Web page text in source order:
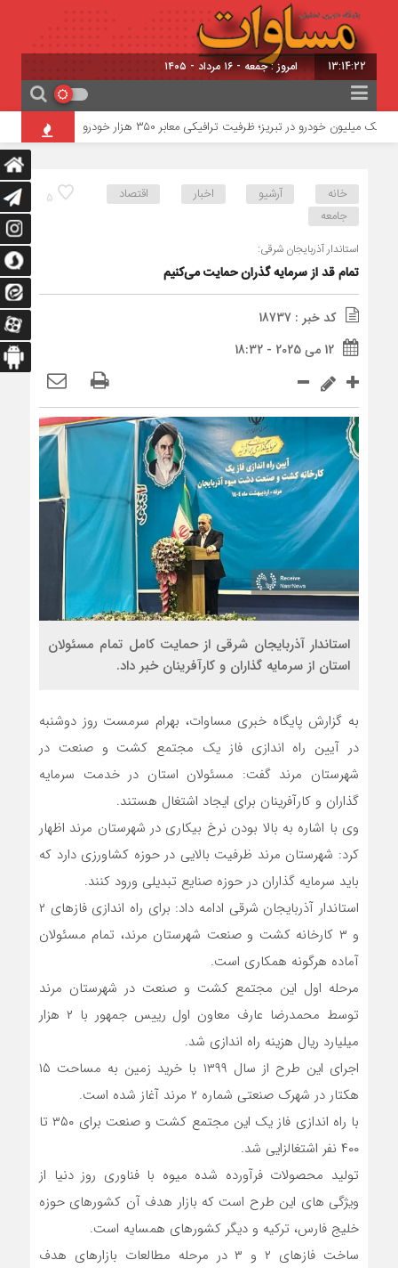
13:14:22 امروز : جمعه - ۱۶ مرداد - ۱۴۰۵
یک میلیون خودرو در تبریز؛ ظرفیت ترافیکی معابر ۳۵۰ هزار خودرو خطرناک‌ترین مأموریت
5 خانه آرشیو اخبار
اقتصاد
جامعه
استاندار آذربایجان شرقی:
تمام قد از سرمایه گذران حمایت می‌کنیم
کد خبر : 18737
12 می 2025 - 18:32
استاندار آذربایجان شرقی از حمایت کامل تمام مسئولان
استان از سرمایه گذاران و کارآفرینان خبر داد.
به گزارش پایگاه خبری مساوات، بهرام سرمست روز دوشنبه
در آیین راه اندازی فاز یک مجتمع کشت و صنعت در
شهرستان مرند گفت: مسئولان استان در خدمت سرمایه
گذاران و کارآفرینان برای ایجاد اشتغال هستند.
وی با اشاره به بالا بودن نرخ بیکاری در شهرستان مرند اظهار
کرد: شهرستان مرند ظرفیت بالایی در حوزه کشاورزی دارد که
باید سرمایه گذاران در حوزه صنایع تبدیلی ورود کنند.
استاندار آذربایجان شرقی ادامه داد: برای راه اندازی فازهای ۲
و ۳ کارخانه کشت و صنعت شهرستان مرند، تمام مسئولان
آماده هرگونه همکاری است.
مرحله اول این مجتمع کشت و صنعت در شهرستان مرند
توسط محمدرضا عارف معاون اول رییس جمهور با ۲ هزار
میلیارد ریال هزینه راه اندازی شد.
اجرای این طرح از سال ۱۳۹۹ با خرید زمین به مساحت ۱۵
هکتار در شهرک صنعتی شماره ۲ مرند آغاز شده است.
با راه اندازی فاز یک این مجتمع کشت و صنعت برای ۳۵۰ تا
۴۰۰ نفر اشتغالزایی شد.
تولید محصولات فرآورده شده میوه با فناوری روز دنیا از
ویژگی های این طرح است که بازار هدف آن کشورهای حوزه
خلیج فارس، ترکیه و دیگر کشورهای همسایه است.
ساخت فازهای ۲ و ۳ در مرحله مطالعات بازارهای هدف